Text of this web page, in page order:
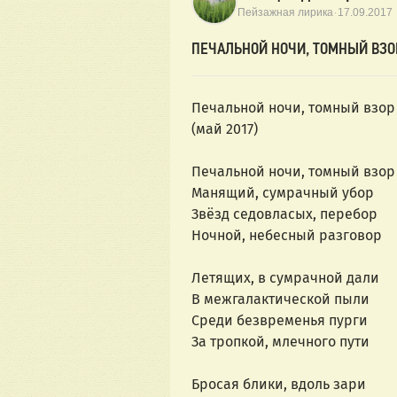
Пейзажная лирика· 17.09.2017
ПЕЧАЛЬНОЙ НОЧИ, ТОМНЫЙ
Печальной ночи, томный взор
(май 2017)
Печальной ночи, томный взор
Манящий, сумрачный убор
Звёзд седовласых, перебор
Ночной, небесный разговор
Летящих, в сумрачной дали
В межгалактической пыли
Среди безвременья пурги
За тропкой, млечного пути
Бросая блики, вдоль зари